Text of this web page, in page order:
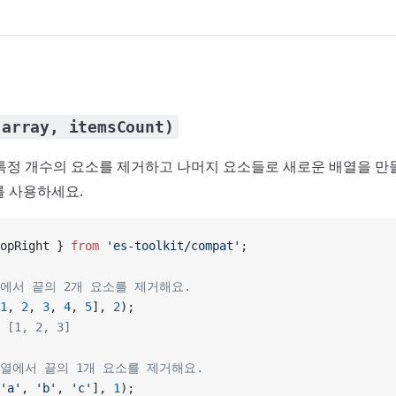
itemsCount)
정 개수의 요소를 제거하고 나머지 요소들로 새로운 배열을 만
사용하세요.
} from 'es-toolkit/compat' ;
서 끝의 2개 요소를 제거해요.
1 , 2, 3, 4, 5], 2);
[1, 2, 3]
에서 끝의 1개 요소를 제거해요.
'a' , 'b' , 'c' ], 1 );